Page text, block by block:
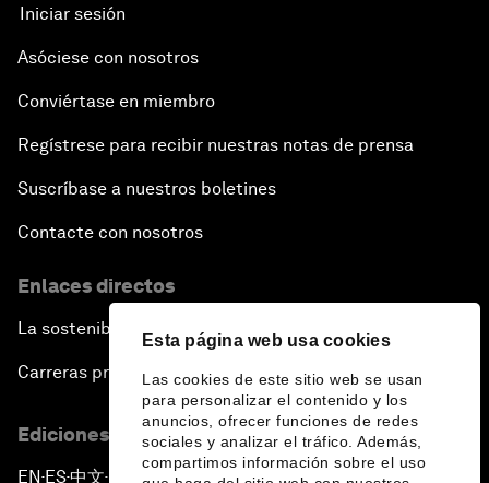
Esta página web usa cookies
Las cookies de este sitio web se usan
para personalizar el contenido y los
anuncios, ofrecer funciones de redes
sociales y analizar el tráfico. Además,
compartimos información sobre el uso
Iniciar sesión
Asóciese con nosotros
Conviértase en miembro
Regístrese para recibir nuestras notas de prensa
Suscríbase a nuestros boletines
Contacte con nosotros
Enlaces directos
La sostenibilidad en el Foro
Carreras profesionales
Ediciones en otros idiomas
EN ▪ES▪中文▪ 日本語